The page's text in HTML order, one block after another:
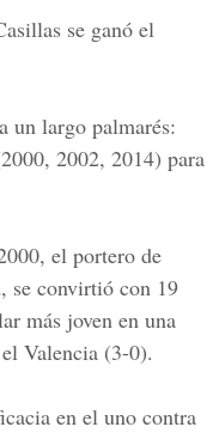
se ganó el
un largo palmarés:
2002, 2014) para
el portero de
se convirtió con 19
más joven en una
Valencia (3-0).
en el uno contra